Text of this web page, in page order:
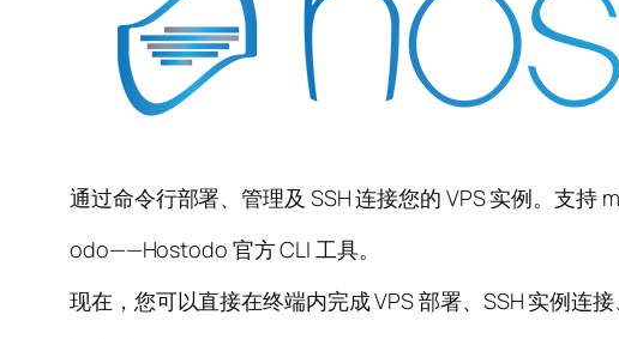
通过命令行部署、管理及 SSH 连接您的 VPS 实例。支持
odo——Hostodo 官方 CLI 工具。
现在，您可以直接在终端内完成 VPS 部署、SSH 实例连